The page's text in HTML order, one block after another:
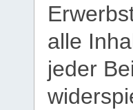
alle
jeder